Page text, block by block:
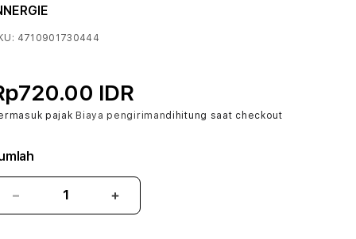
4710901730444
IDR
pajak Biaya pengirimandihitung saat checkout
Kurangi
jumlah
Tambah
jumlah